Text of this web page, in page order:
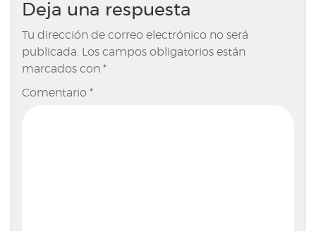
Deja una respuesta
Tu dirección de correo electrónico no será
publicada. Los campos obligatorios están
marcados con *
Comentario *